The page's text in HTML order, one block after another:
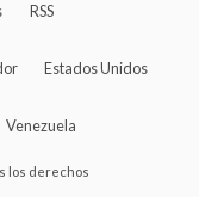
RSS
Estados Unidos
Venezuela
los derechos